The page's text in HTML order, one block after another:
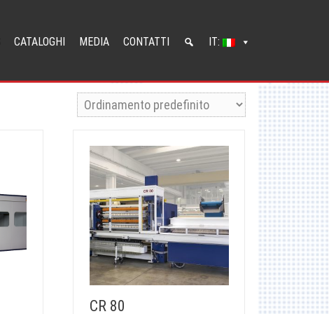
CATALOGHI MEDIA CONTATTI IT:
CR 80